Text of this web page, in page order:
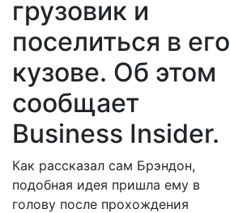
грузовик и
поселиться в его
кузове. Об этом
сообщает
Business Insider.
Как рассказал сам Брэндон,
подобная идея пришла ему в
голову после прохождения